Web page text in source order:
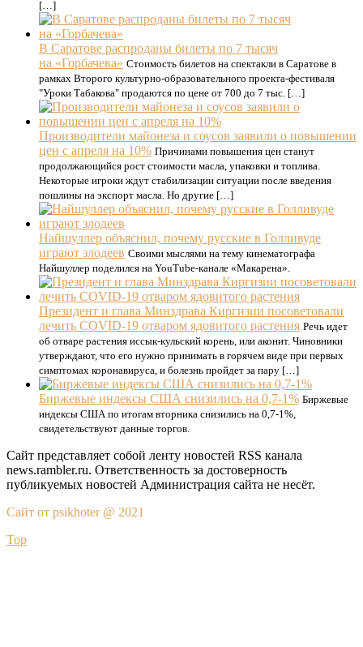
[…]
В Саратове распроданы билеты по 7 тысяч
на «Горбачева» Стоимость билетов на спектакли в Саратове в
рамках Второго культурно-образовательного проекта-фестиваля
"Уроки Табакова" продаются по цене от 700 до 7 тыс. […]
Производители майонеза и соусов заявили о повышении
цен с апреля на 10% Причинами повышения цен станут
продолжающийся рост стоимости масла, упаковки и топлива.
Некоторые игроки ждут стабилизации ситуации после введения
пошлины на экспорт масла. Но другие […]
Найшуллер объяснил, почему русские в Голливуде
играют злодеев Своими мыслями на тему кинематографа
Найшуллер поделился на YouTube-канале «Макарена».
Президент и глава Минздрава Киргизии посоветовали
лечить COVID-19 отваром ядовитого растения Речь идет
об отваре растения иссык-кульский корень, или аконит. Чиновники
утверждают, что его нужно принимать в горячем виде при первых
симптомах коронавируса, и болезнь пройдет за пару […]
Биржевые индексы США снизились на 0,7-1% Биржевые
индексы США по итогам вторника снизились на 0,7-1%,
свидетельствуют данные торгов.
Сайт представляет собой ленту новостей RSS канала
news.rambler.ru. Ответственность за достоверность
публикуемых новостей Администрация сайта не несёт.
Сайт от psikhoter @ 2021
Top